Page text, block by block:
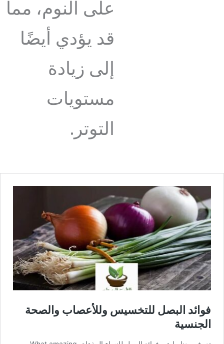
على النوم، مما
قد يؤدي أيضًا
إلى زيادة
مستويات
التوتر.